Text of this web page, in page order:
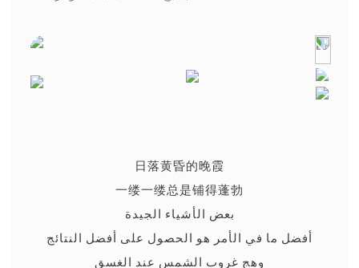
日落黄昏的晚霞
一缕一缕总是铺得蓬勃
بعض الأشياء الجيدة
أفضل ما في الأمر هو الحصول على أفضل النتائج
وهج غروب الشمس عند الغسق